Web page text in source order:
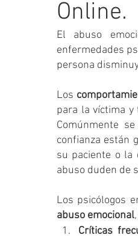
Online.
El abuso
enfermedades
persona
Los
para la víctima
Comúnmente
confianza están
su paciente o la
abuso duden de
Los psicólogos
abuso emocional
Críticas